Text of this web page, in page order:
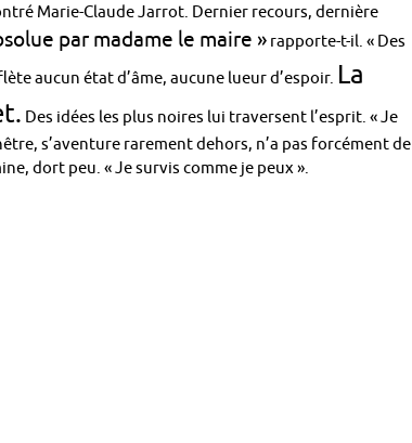
Marie-Claude Jarrot. Dernier recours, dernière
par madame le maire » rapporte-t-il. « Des
aucun état d’âme, aucune lueur d’espoir. La
Des idées les plus noires lui traversent l’esprit. « Je
s’aventure rarement dehors, n’a pas forcément de
dort peu. « Je survis comme je peux ».